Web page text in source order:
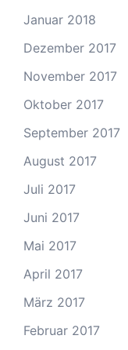
Januar 2018
Dezember 2017
November 2017
Oktober 2017
September 2017
August 2017
Juli 2017
Juni 2017
Mai 2017
April 2017
März 2017
Februar 2017